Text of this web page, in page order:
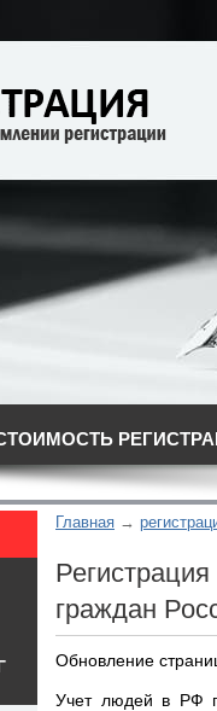
Главная
граждан
Обновление
Учет людей в РФ